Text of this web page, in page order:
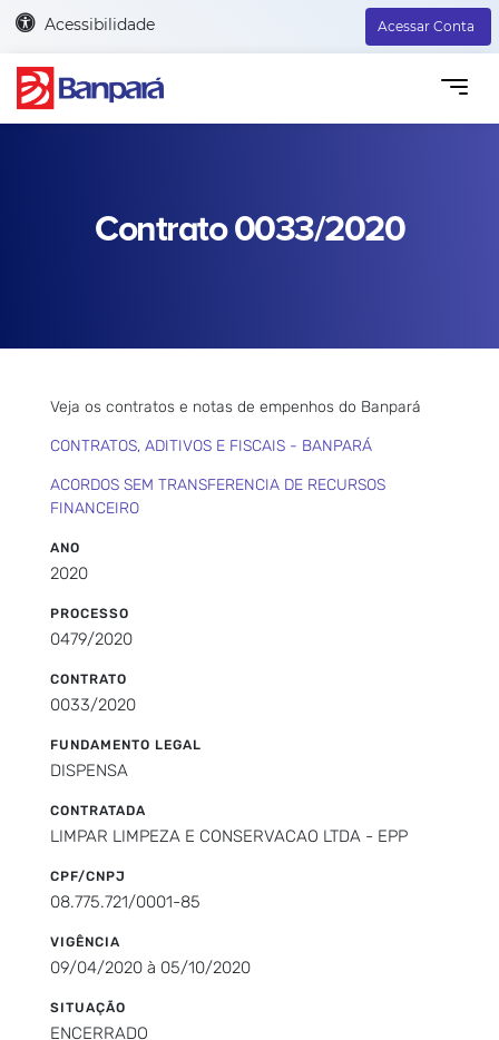
Acessibilidade Acessar Conta
Contrato 0033/2020
Veja os contratos e notas de empenhos do Banpará
CONTRATOS, ADITIVOS E FISCAIS - BANPARÁ
ACORDOS SEM TRANSFERENCIA DE RECURSOS
FINANCEIRO
ANO
2020
PROCESSO
0479/2020
CONTRATO
0033/2020
FUNDAMENTO LEGAL
DISPENSA
CONTRATADA
LIMPAR LIMPEZA E CONSERVACAO LTDA - EPP
CPF/CNPJ
08.775.721/0001-85
VIGÊNCIA
09/04/2020 à 05/10/2020
SITUAÇÃO
ENCERRADO